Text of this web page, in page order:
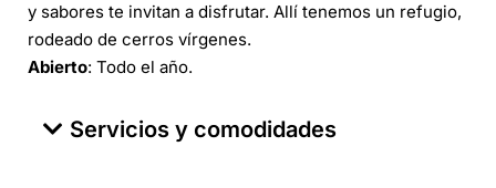
y sabores te invitan a disfrutar. Allí tenemos un refugio,
rodeado de cerros vírgenes.
Abierto: Todo el año.
Servicios y comodidades